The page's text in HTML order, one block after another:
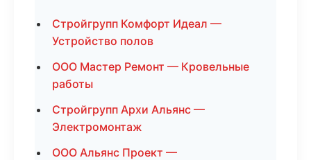
Стройгрупп Комфорт Идеал —
Устройство полов
ООО Мастер Ремонт — Кровельные
работы
Стройгрупп Архи Альянс —
Электромонтаж
ООО Альянс Проект —